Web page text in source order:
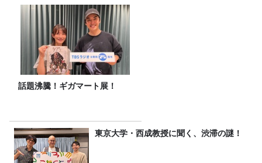
話題沸騰！ギガマート展！
東京大学・西成教授に聞く、渋滞の謎！